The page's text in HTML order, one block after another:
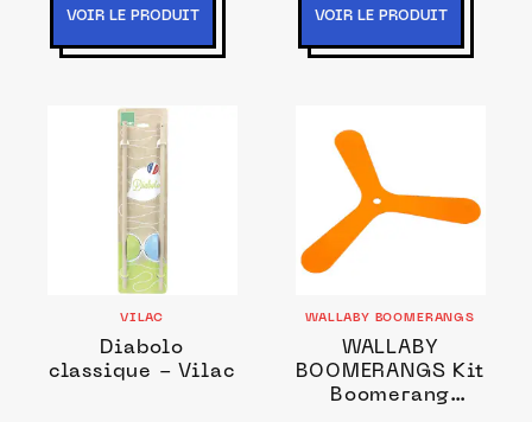
VOIR LE PRODUIT VOIR LE PRODUIT
VILAC
Diabolo
classique - Vilac
WALLABY BOOMERANGS
WALLABY
BOOMERANGS Kit
Boomerang